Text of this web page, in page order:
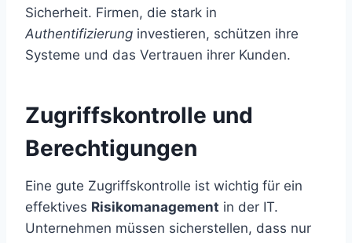
Sicherheit. Firmen, die stark in
Authentifizierung investieren, schützen ihre
Systeme und das Vertrauen ihrer Kunden.
Zugriffskontrolle und
Berechtigungen
Eine gute Zugriffskontrolle ist wichtig für ein
effektives Risikomanagement in der IT.
Unternehmen müssen sicherstellen, dass nur